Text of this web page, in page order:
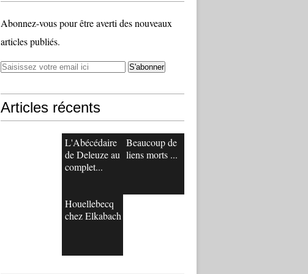
Abonnez-vous pour être averti des nouveaux
articles publiés.
Articles récents
L'Abécédaire
de Deleuze au
complet...
Beaucoup de
liens morts ...
Houellebecq
chez Elkabach